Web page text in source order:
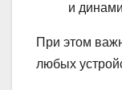
и
При этом
любых